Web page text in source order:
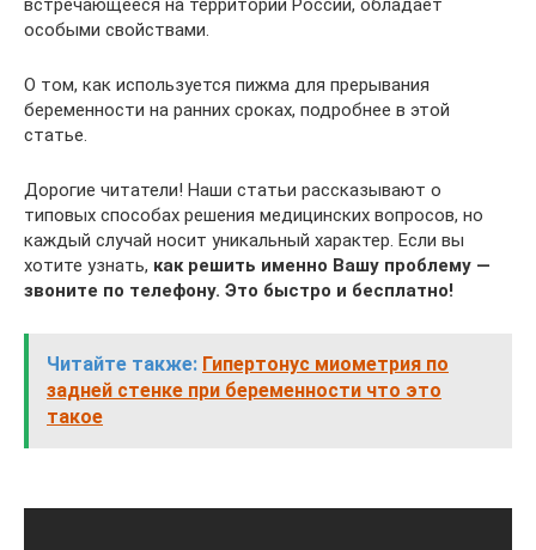
особыми свойствами.
О том, как используется пижма для прерывания
беременности на ранних сроках, подробнее в этой
статье.
Дорогие читатели! Наши статьи рассказывают о
типовых способах решения медицинских вопросов, но
каждый случай носит уникальный характер. Если вы
хотите узнать, как решить именно Вашу проблему —
звоните по телефону. Это быстро и бесплатно!
Читайте также: Гипертонус миометрия по
задней стенке при беременности что это
такое